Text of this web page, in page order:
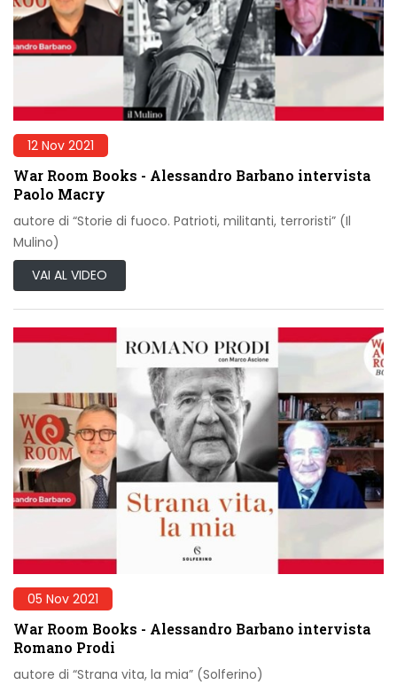
12 Nov 2021
War Room Books - Alessandro Barbano intervista
Paolo Macry
autore di “Storie di fuoco. Patrioti, militanti, terroristi” (Il
Mulino)
VAI AL VIDEO
05 Nov 2021
War Room Books - Alessandro Barbano intervista
Romano Prodi
autore di “Strana vita, la mia” (Solferino)